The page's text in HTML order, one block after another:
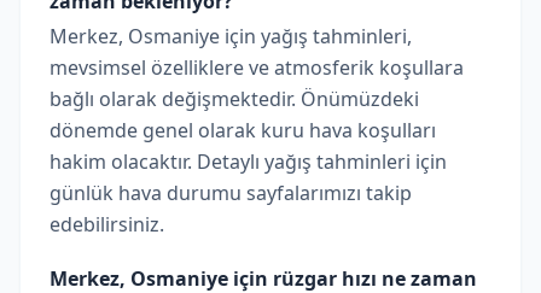
Merkez, Osmaniye için yağış tahminleri,
mevsimsel özelliklere ve atmosferik koşullara
bağlı olarak değişmektedir. Önümüzdeki
dönemde genel olarak kuru hava koşulları
hakim olacaktır. Detaylı yağış tahminleri için
günlük hava durumu sayfalarımızı takip
edebilirsiniz.
Merkez, Osmaniye için rüzgar hızı ne zaman